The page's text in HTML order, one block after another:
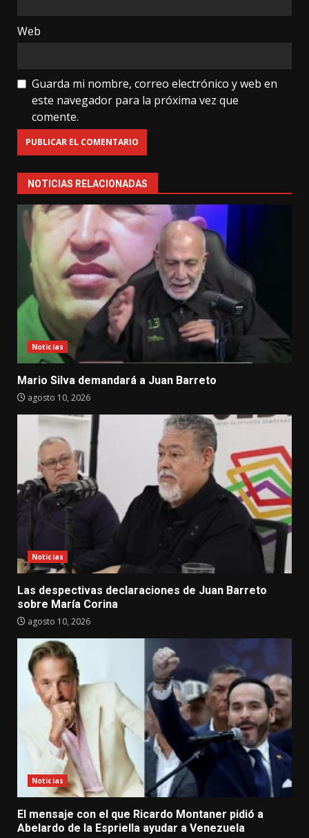
Web
Guarda mi nombre, correo electrónico y web en
este navegador para la próxima vez que
comente.
NOTICIAS RELACIONADAS
Noticias
Mario Silva demandará a Juan Barreto
agosto 10, 2026
Noticias
Las despectivas declaraciones de Juan Barreto
sobre María Corina
agosto 10, 2026
Noticias
El mensaje con el que Ricardo Montaner pidió a
Abelardo de la Espriella ayudar a Venezuela